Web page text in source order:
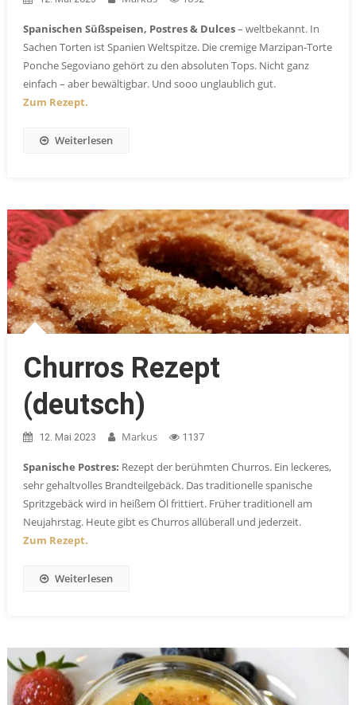
Spanischen Süßspeisen, Postres & Dulces– weltbekannt. In
Sachen Torten ist Spanien Weltspitze. Die cremige Marzipan-Torte
Ponche Segoviano gehört zu den absoluten Tops. Nicht ganz
einfach – aber bewältigbar. Und sooo unglaublich gut.
Zum Rezept.
Weiterlesen
Churros Rezept
(deutsch)
12. Mai 2023 Markus 1137
Spanische Postres: Rezept der berühmten Churros. Ein leckeres,
sehr gehaltvolles Brandteilgebäck. Das traditionelle spanische
Spritzgebäck wird in heißem Öl frittiert. Früher traditionell am
Neujahrstag. Heute gibt es Churros allüberall und jederzeit.
Zum Rezept.
Weiterlesen